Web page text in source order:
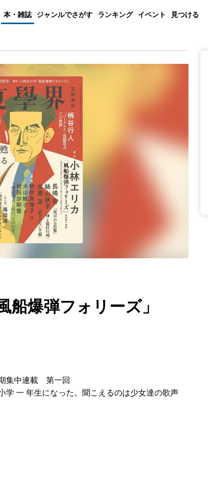
本・雑誌 ジャンルでさがす ランキング イベント 見つける
船爆弾フォリーズ」
集中連載 第一回
学 一 年生になった。聞こえるのは少女達の歌声